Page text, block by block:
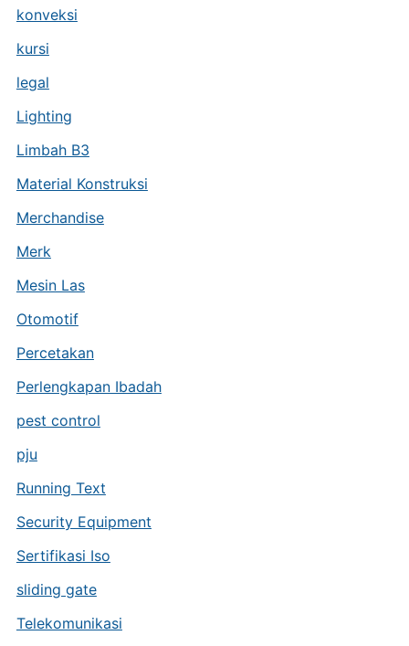
konveksi
kursi
legal
Lighting
Limbah B3
Material Konstruksi
Merchandise
Merk
Mesin Las
Otomotif
Percetakan
Perlengkapan Ibadah
pest control
pju
Running Text
Security Equipment
Sertifikasi Iso
sliding gate
Telekomunikasi